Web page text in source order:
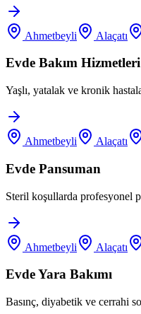
Ahmetbeyli Alaçatı
Evde Bakım Hizmetleri
Yaşlı, yatalak ve kronik
Ahmetbeyli Alaçatı
Evde Pansuman
Steril koşullarda profesyonel
Ahmetbeyli Alaçatı
Evde Yara Bakımı
Basınç, diyabetik ve cerrahi